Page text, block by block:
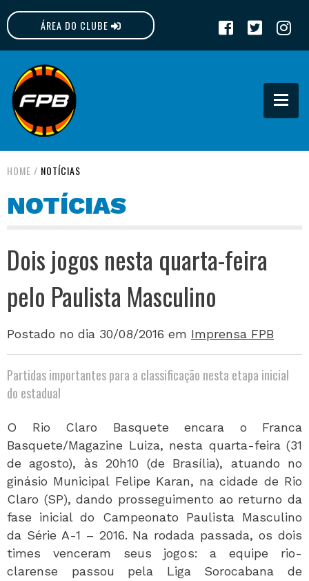
ÁREA DO CLUBE
FPB
HOME / NOTÍCIAS
NOTÍCIAS
Dois jogos nesta quarta-feira
pelo Paulista Masculino
Postado no dia 30/08/2016 em Imprensa FPB
Partidas importantes para a classificação nesta etapa inicial
do estadual
O Rio Claro Basquete encara o Franca
Basquete/Magazine Luiza, nesta quarta-feira (31
de agosto), às 20h10 (de Brasília), atuando no
ginásio Municipal Felipe Karan, na cidade de Rio
Claro (SP), dando prosseguimento ao returno da
fase inicial do Campeonato Paulista Masculino
da Série A-1 – 2016. Na rodada passada, os dois
times venceram seus jogos: a equipe rio-
clarense passou pela Liga Sorocabana de